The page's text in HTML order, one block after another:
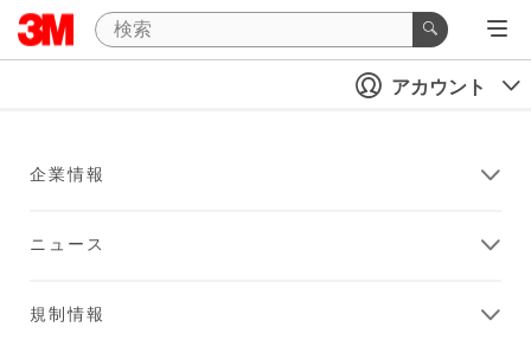
アカウント
企業情報
ニュース
規制情報